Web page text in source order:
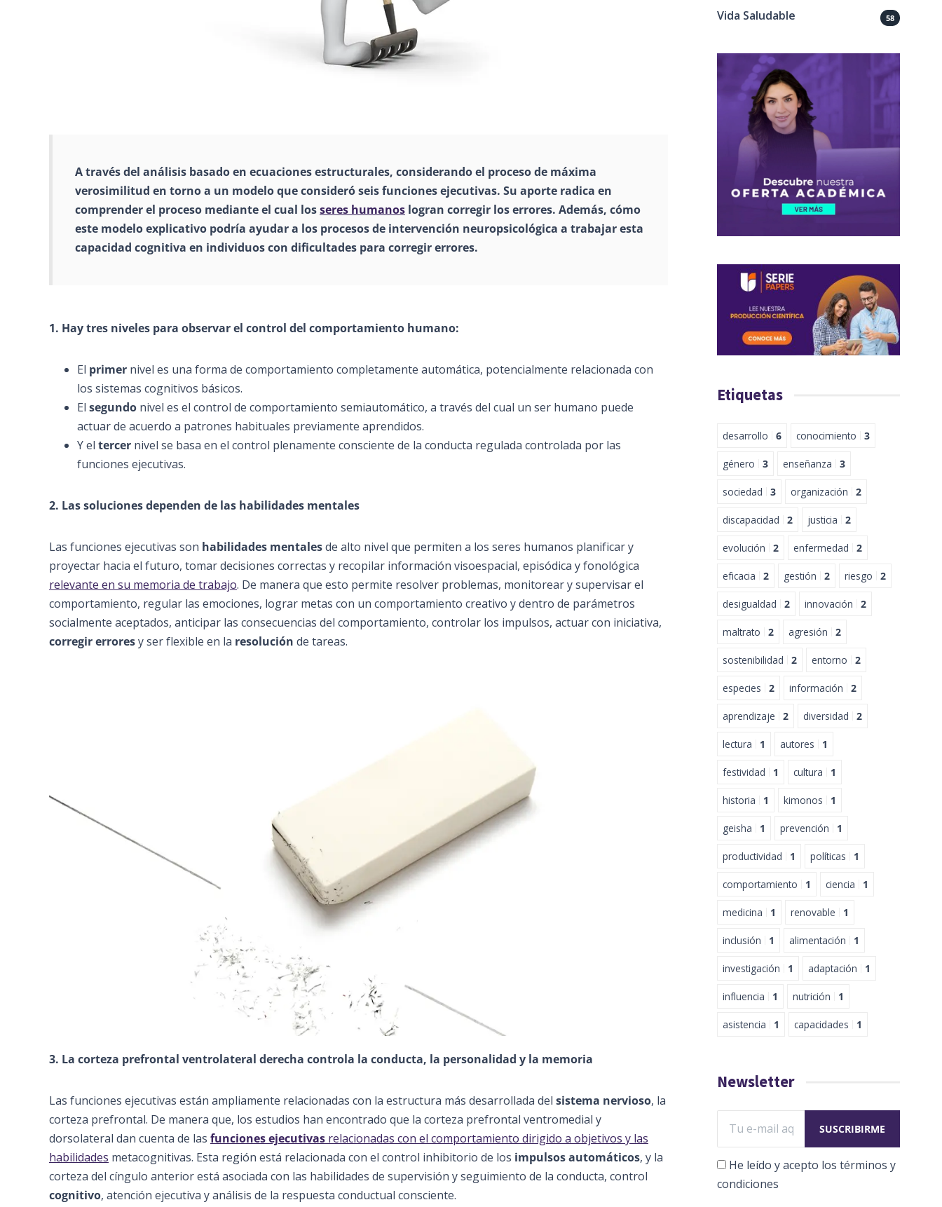
A través del análisis basado en ecuaciones estructurales, considerando el proceso de máxima
verosimilitud en torno a un modelo que consideró seis funciones ejecutivas. Su aporte radica en
comprender el proceso mediante el cual losseres humanos logran corregir los errores. Además, cómo
este modelo explicativo podría ayudar a los procesos de intervención neuropsicológica a trabajar esta
capacidad cognitiva en individuos con dificultades para corregir errores.
1. Hay tres niveles para observar el control del comportamiento humano:
El primer nivel es una forma de comportamiento completamente automática, potencialmente relacionada con
los sistemas cognitivos básicos.
El segundo nivel es el control de comportamiento semiautomático, a través del cual un ser humano puede
actuar de acuerdo a patrones habituales previamente aprendidos.
Yel tercer nivel se basa en el control plenamente consciente de la conducta regulada controlada por las
funciones ejecutivas.
2. Las soluciones dependen de las habilidades mentales
Las funciones ejecutivas son habilidades mentalesde alto nivel que permiten a los seres humanos planificar y
proyectar hacia el futuro, tomar decisiones correctas y recopilar información visoespacial, episódica y fonológica
relevante en su memoria de trabajo. De manera que esto permite resolver problemas, monitorear y supervisar el
comportamiento, regular las emociones, lograr metas con un comportamiento creativo y dentro de parámetros
socialmente aceptados, anticipar las consecuencias del comportamiento, controlar los impulsos, actuar con iniciativa,
corregir erroresy ser flexible en la resolución de tareas.
3. La corteza prefrontal ventrolateral derecha controla la conducta, la personalidad y la memoria
Las funciones ejecutivas están ampliamente relacionadas con la estructura más desarrollada del sistema nervioso, la
corteza prefrontal. De manera que, los estudios han encontrado que la corteza prefrontal ventromedial y
dorsolateral dan cuenta de las funciones ejecutivas relacionadas con el comportamiento dirigido a objetivos y las
habilidades metacognitivas. Esta región está relacionada con el control inhibitorio de los impulsos automáticos, y la
corteza del cíngulo anterior está asociada con las habilidades de supervisión y seguimiento de la conducta, control
cognitivo, atención ejecutiva y análisis de la respuesta conductual consciente.
Vida Saludable 58
Etiquetas
desarrollo 6 conocimiento 3
género 3 enseñanza 3
sociedad 3 organización 2
discapacidad 2 justicia 2
evolución 2 enfermedad 2
eficacia 2 gestión 2 riesgo 2
desigualdad 2 innovación 2
maltrato 2 agresión 2
sostenibilidad 2 entorno 2
especies 2 información 2
aprendizaje 2 diversidad 2
lectura 1 autores 1
festividad 1 cultura 1
historia 1 kimonos 1
geisha 1 prevención 1
productividad 1 políticas 1
comportamiento 1 ciencia 1
medicina 1 renovable 1
inclusión 1 alimentación 1
investigación 1 adaptación 1
influencia 1 nutrición 1
asistencia 1 capacidades 1
Newsletter
He leído y acepto los términos y
condiciones